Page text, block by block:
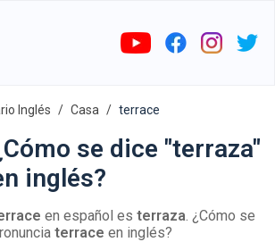
Inglés Casa terrace
se dice "terraza"
inglés?
en español es terraza. ¿Cómo se
terrace en inglés?